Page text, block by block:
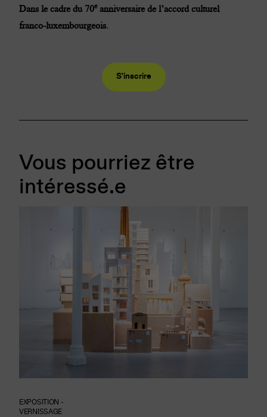
Dans le cadre du70eanniversaire de l’accord culturel
franco-luxembourgeois.
S'inscrire
Vous pourriez être
intéressé.e
EXPOSITION -
VERNISSAGE